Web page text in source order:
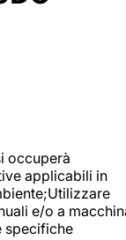
occuperà
applicabili in
e/o a
specifiche